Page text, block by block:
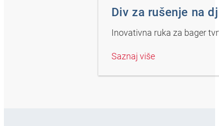
Div za rušenje na
Inovativna ruka za bager
Saznaj više